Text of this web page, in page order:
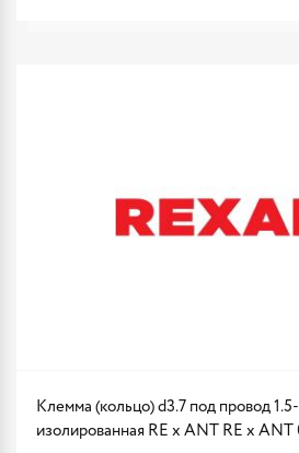
Клемма (кольцо) d3.7 под провод
изолированная RE x ANT RE x